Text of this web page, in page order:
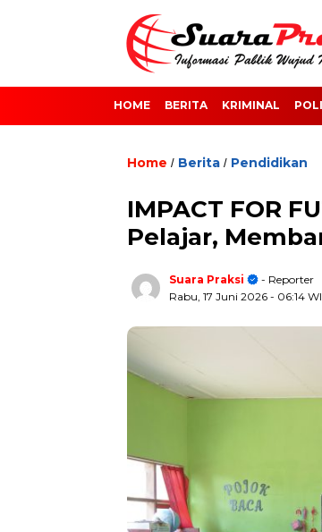
HOME BERITA KRIMINAL
Home / Berita / Pendidikan
IMPACT FOR
Pelajar,
Suara Praksi
- Reporter
Rabu, 17 Juni 2026 - 06:14